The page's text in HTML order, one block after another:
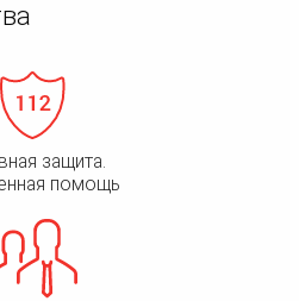
защита.
помощь